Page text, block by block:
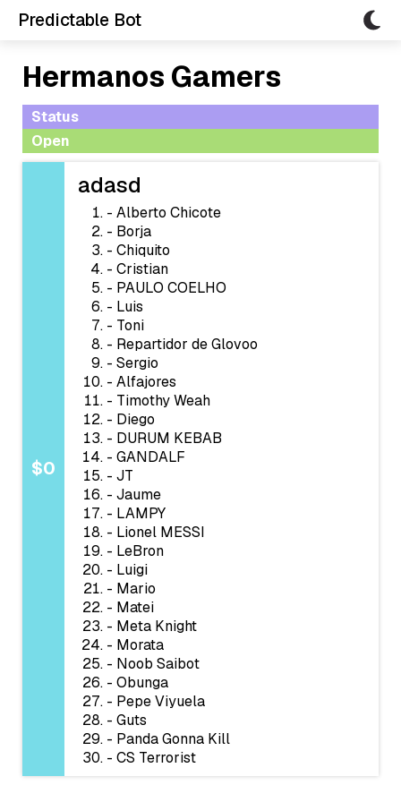
Predictable Bot
Hermanos Gamers
Status
Open
$0
adasd
- Alberto Chicote
- Borja
- Chiquito
- Cristian
- PAULO COELHO
- Luis
- Toni
- Repartidor de Glovoo
- Sergio
- Alfajores
- Timothy Weah
- Diego
- DURUM KEBAB
- GANDALF
- JT
- Jaume
- LAMPY
- Lionel MESSI
- LeBron
- Luigi
- Mario
- Matei
- Meta Knight
- Morata
- Noob Saibot
- Obunga
- Pepe Viyuela
- Guts
- Panda Gonna Kill
- CS Terrorist